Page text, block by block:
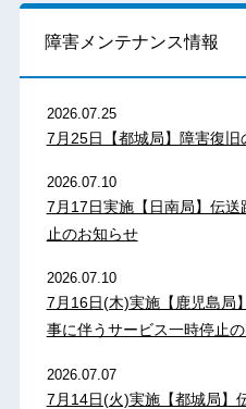
障害メンテナンス情報
2026.07.25
7月25日【都城局】障害復旧
2026.07.10
7月17日実施【日南局】伝
止のお知らせ
2026.07.10
7月16日(木)実施【鹿児島局
事に伴うサービス一時停止
2026.07.07
7月14日(火)実施【都城局】